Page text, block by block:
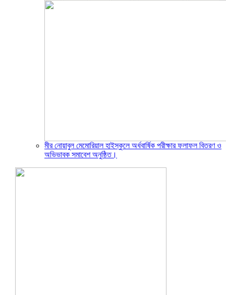
মীর নোয়াবুল মেমোরিয়াল হাইস্কুলে অর্ধবার্ষিক পরীক্ষার ফলাফল বিতরণ ও
অভিভাবক সমাবেশ অনুষ্ঠিত।